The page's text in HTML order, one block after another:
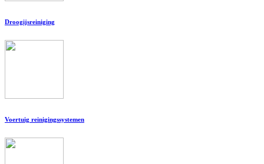
Droogijsreiniging
Voertuig reinigingssystemen